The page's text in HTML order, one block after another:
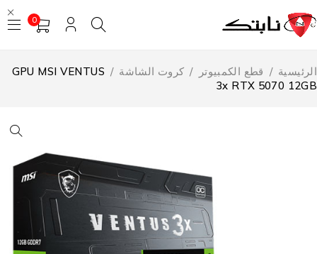
0
/ قطع الكمبيوتر كروت الشاشة /
GPU MSI VENTUS
3x RTX 5070